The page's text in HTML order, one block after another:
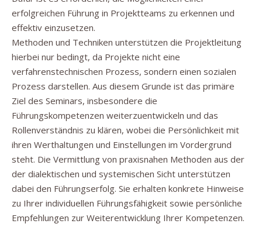
erfolgreichen Führung in Projektteams zu erkennen und
effektiv einzusetzen.
Methoden und Techniken unterstützen die Projektleitung
hierbei nur bedingt, da Projekte nicht eine
verfahrenstechnischen Prozess, sondern einen sozialen
Prozess darstellen. Aus diesem Grunde ist das primäre
Ziel des Seminars, insbesondere die
Führungskompetenzen weiterzuentwickeln und das
Rollenverständnis zu klären, wobei die Persönlichkeit mit
ihren Werthaltungen und Einstellungen im Vordergrund
steht. Die Vermittlung von praxisnahen Methoden aus der
der dialektischen und systemischen Sicht unterstützen
dabei den Führungserfolg. Sie erhalten konkrete Hinweise
zu Ihrer individuellen Führungsfähigkeit sowie persönliche
Empfehlungen zur Weiterentwicklung Ihrer Kompetenzen.